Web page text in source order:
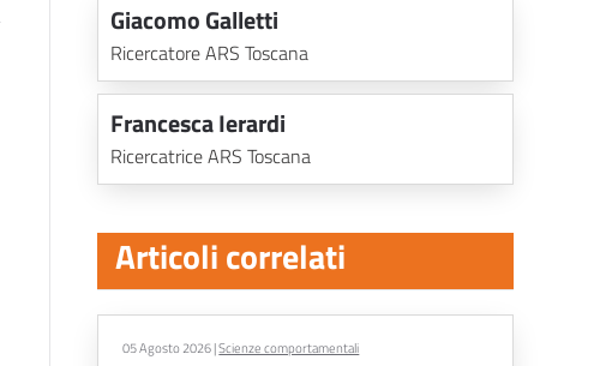
Giacomo Galletti
Ricercatore ARS Toscana
Francesca Ierardi
Ricercatrice ARS Toscana
Articoli correlati
05 Agosto 2026|Scienze comportamentali